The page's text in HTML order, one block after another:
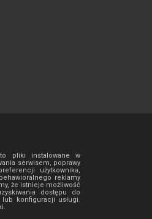
pliki instalowane w
serwisem, poprawy
użytkownika,
reklamy
że istnieje możliwość
dostępu do
konfiguracji usługi.